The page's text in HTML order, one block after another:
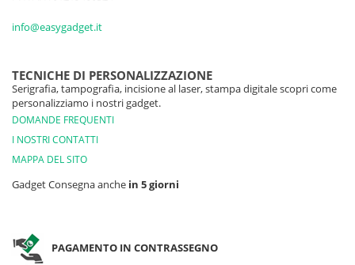
info@easygadget.it
TECNICHE DI PERSONALIZZAZIONE
Serigrafia, tampografia, incisione al laser, stampa digitale scopri come
personalizziamo i nostri gadget.
DOMANDE FREQUENTI
I NOSTRI CONTATTI
MAPPA DEL SITO
Gadget Consegna anche in 5 giorni
PAGAMENTO IN CONTRASSEGNO